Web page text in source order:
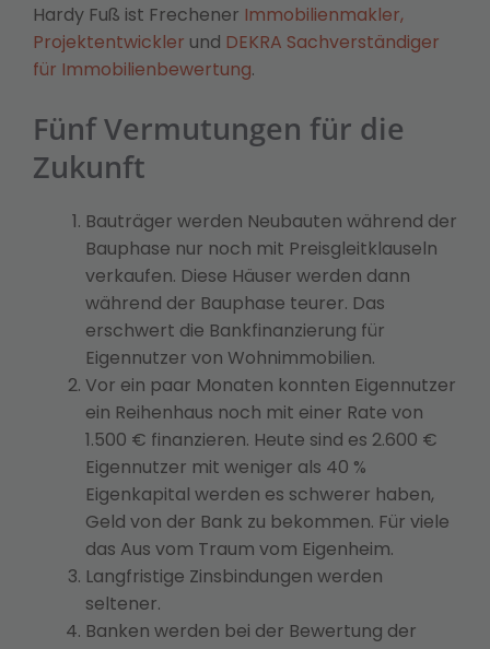
Hardy Fuß ist Frechener Immobilienmakler,
Projektentwickler und DEKRA Sachverständiger
für Immobilienbewertung.
Fünf Vermutungen für die
Zukunft
Bauträger werden Neubauten während der
Bauphase nur noch mit Preisgleitklauseln
verkaufen. Diese Häuser werden dann
während der Bauphase teurer. Das
erschwert die Bankfinanzierung für
Eigennutzer von Wohnimmobilien.
Vor ein paar Monaten konnten Eigennutzer
ein Reihenhaus noch mit einer Rate von
1.500 € finanzieren. Heute sind es 2.600 €
Eigennutzer mit weniger als 40 %
Eigenkapital werden es schwerer haben,
Geld von der Bank zu bekommen. Für viele
das Aus vom Traum vom Eigenheim.
Langfristige Zinsbindungen werden
seltener.
Banken werden bei der Bewertung der